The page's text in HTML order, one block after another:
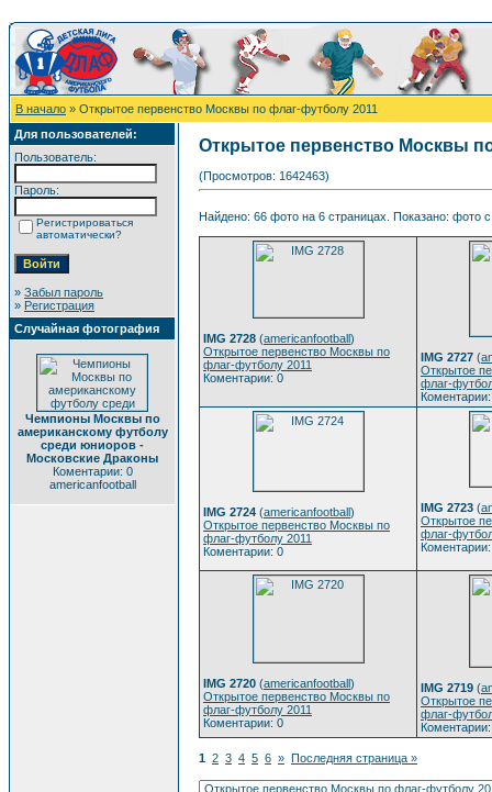
В начало » Открытое первенство Москвы по флаг-футболу 2011
Для пользователей:
Пользователь:
Пароль:
Регистрироваться
автоматически?
» Забыл пароль
» Регистрация
Случайная фотография
Чемпионы Москвы по
американскому футболу
среди юниоров -
Московские Драконы
Коментарии: 0
americanfootball
Открытое первенство Москвы
(Просмотров: 1642463)
Найдено: 66 фото на 6 страницах. Показано: фото
IMG 2728 (americanfootball)
Открытое первенство Москвы по
флаг-футболу 2011
Коментарии: 0
IMG 2727 (
Открытое
флаг-
IMG 2724 (americanfootball)
Открытое первенство Москвы по
флаг-футболу 2011
Коментарии: 0
IMG 2723 (
Открытое
флаг-
IMG 2720 (americanfootball)
Открытое первенство Москвы по
флаг-футболу 2011
Коментарии: 0
IMG 2719 (
Открытое
флаг-
1 2 3 4 5 6 » Последняя страница »